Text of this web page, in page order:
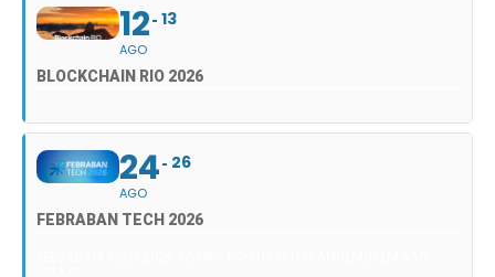
12
AGO
13
BLOCKCHAIN RIO 2026
24
AGO
26
FEBRABAN TECH 2026